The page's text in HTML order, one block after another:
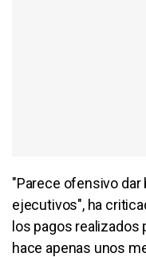
"Parece ofensivo
ejecutivos", ha
los pagos realizados
hace apenas unos